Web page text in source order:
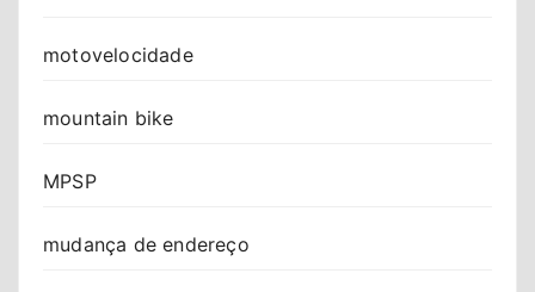
motovelocidade
mountain bike
MPSP
mudança de endereço